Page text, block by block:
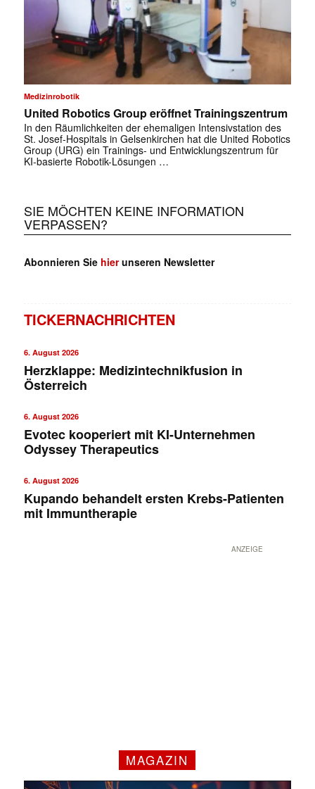
Medizinrobotik
United Robotics Group eröffnet Trainingszentrum
In den Räumlichkeiten der ehemaligen Intensivstation des
St. Josef-Hospitals in Gelsenkirchen hat die United Robotics
Group (URG) ein Trainings- und Entwicklungszentrum für
KI-basierte Robotik-Lösungen …
SIE MÖCHTEN KEINE INFORMATION
VERPASSEN?
Abonnieren Sie hierunseren Newsletter
TICKERNACHRICHTEN
6. August 2026
Herzklappe: Medizintechnikfusion in
Österreich
6. August 2026
Evotec kooperiert mit KI-Unternehmen
Odyssey Therapeutics
6. August 2026
Kupando behandelt ersten Krebs-Patienten
mit Immuntherapie
ANZEIGE
MAGAZIN